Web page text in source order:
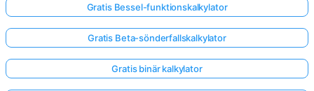
Gratis Bessel-funktionskalkylator
Gratis Beta-sönderfallskalkylator
Gratis binär kalkylator